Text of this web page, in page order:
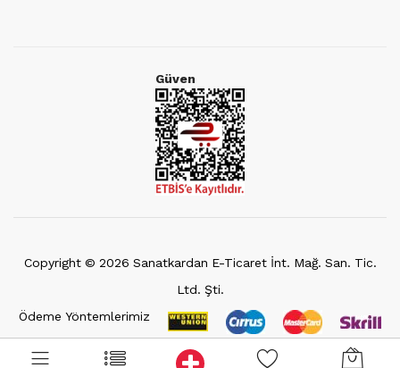
Güven
Copyright © 2026 Sanatkardan E-Ticaret İnt. Mağ. San. Tic.
Ltd. Şti.
Ödeme Yöntemlerimiz